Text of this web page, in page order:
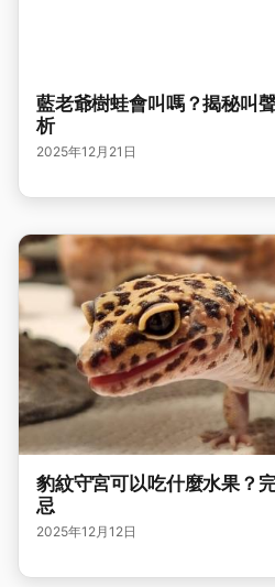
藍老爺樹蛙會叫嗎？揭秘叫
析
2025年12月21日
豹紋守宮可以吃什麼水果？
忌
2025年12月12日